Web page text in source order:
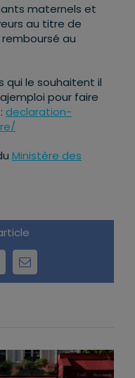
maternels et
au titre de
au
qui le souhaitent il
pour faire
declaration-
Ministère des
Email